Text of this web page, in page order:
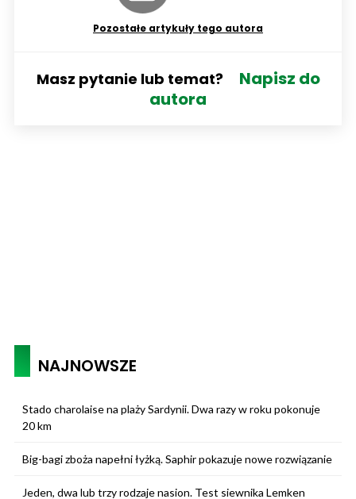
Pozostałe artykuły tego autora
Masz pytanie lub temat?
Napisz do
autora
NAJNOWSZE
Stado charolaise na plaży Sardynii. Dwa razy w roku pokonuje
20 km
Big-bagi zboża napełni łyżką. Saphir pokazuje nowe rozwiązanie
Jeden, dwa lub trzy rodzaje nasion. Test siewnika Lemken